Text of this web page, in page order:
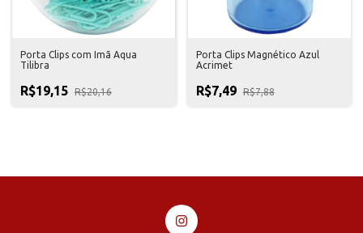
Porta Clips com Imã Aqua
Tilibra
R$19,15 R$20,16
Porta Clips Magnético Azul
Acrimet
R$7,49 R$7,88